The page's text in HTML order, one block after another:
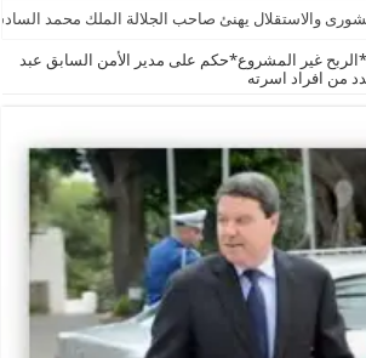
والاستقلال يهنئ صاحب الجلالة الملك محمد
غير المشروع*حكم على مدير الأمن السابق عبد